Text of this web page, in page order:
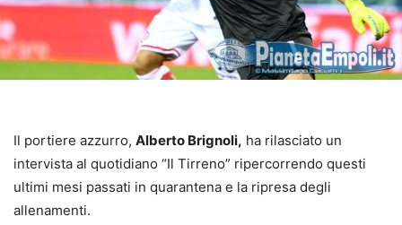
Il portiere azzurro, Alberto Brignoli, ha rilasciato un
intervista al quotidiano “Il Tirreno” ripercorrendo questi
ultimi mesi passati in quarantena e la ripresa degli
allenamenti.